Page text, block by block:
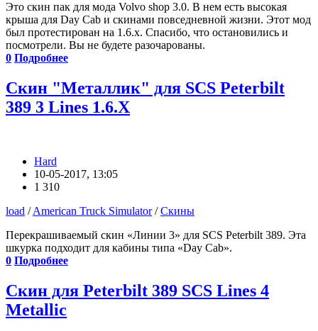
Это скин пак для мода Volvo shop 3.0. В нем есть высокая
крыша для Day Cab и скинами повседневной жизни. Этот мод
был протестирован на 1.6.x. Спасибо, что остановились и
посмотрели. Вы не будете разочарованы.
0 Подробнее
Скин "Металлик" для SCS Peterbilt
389 3 Lines 1.6.X
Hard
10-05-2017, 13:05
1 310
load /American Truck Simulator/Скины
Перекрашиваемый скин «Линии 3» для SCS Peterbilt 389. Эта
шкурка подходит для кабины типа «Day Cab».
0 Подробнее
Скин для Peterbilt 389 SCS Lines 4
Metallic